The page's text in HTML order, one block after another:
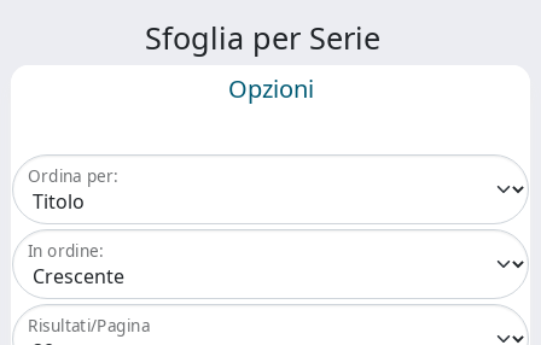
Sfoglia per Serie
Opzioni
Ordina per:
In ordine:
Risultati/Pagina